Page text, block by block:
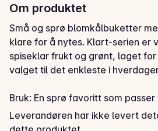
Om produktet
Små og sprø blomkålbuketter
klare for å nytes. Klart-serien er
spiseklar frukt og grønt, laget
valget til det enkleste i
Bruk: En sprø favoritt som
Klart-serien sparer deg for tid
fungerer like godt som et
Leverandøren har ikke levert